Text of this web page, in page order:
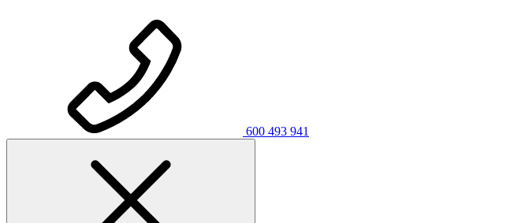
600 493 941